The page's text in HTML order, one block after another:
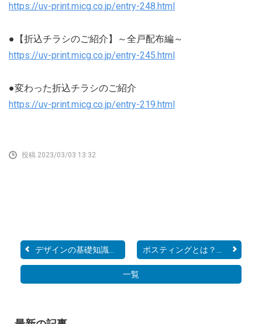
https://uv-print.micg.co.jp/entry-248.html
●【折込チラシのご紹介】～全戸配布編～
https://uv-print.micg.co.jp/entry-245.html
●変わった折込チラシのご紹介
https://uv-print.micg.co.jp/entry-219.html
投稿 2023/03/03 13:32
デザインの基礎知識【フォ... ポスティングとは？効果を...
一覧